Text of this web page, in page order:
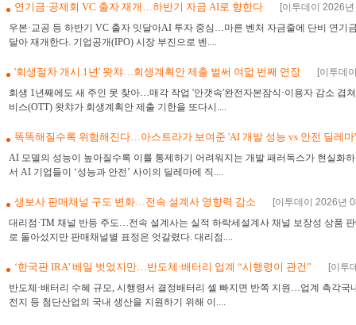
연기금·공제회 VC 출자 재개…하반기 자금 AI로 향한다
[이투데이 2026
우본·교공 등 하반기 VC 출자 잇달아AI 투자 중심…마른 벤처 자금줄에 단비 연기
달아 재개한다. 기업공개(IPO) 시장 부진으로 벤....
'회생절차 개시 1년' 왓챠…회생계획안 제출 벌써 여덟 번째 연장
[이투데
회생 1년째에도 새 주인 못 찾아…매각 작업 '안갯속'완전자본잠식·이용자 감소 겹
비스(OTT) 왓챠가 회생계획안 제출 기한을 또다시....
똑똑해질수록 위험해진다…아스트라가 보여준 'AI 개발 성능 vs 안전 딜레
AI 모델의 성능이 높아질수록 이를 통제하기 어려워지는 개발 패러독스가 현실화
서 AI 기업들이 ‘성능과 안전’ 사이의 딜레마에 직....
생보사 판매채널 구도 변화…전속 설계사 영향력 감소
[이투데이 2026년
대리점·TM 채널 반등 주도…전속 설계사는 실적 하락세설계사 채널 보장성 상품
로 돌아섰지만 판매채널별 표정은 엇갈렸다. 대리점....
‘한국판 IRA’ 베일 벗었지만…반도체·배터리 업계 “시행령이 관건”
[이투
반도체·배터리 수혜 규모, 시행령서 결정배터리 셀 빠지면 반쪽 지원…업계 촉각
전지 등 첨단산업의 국내 생산을 지원하기 위해 이....